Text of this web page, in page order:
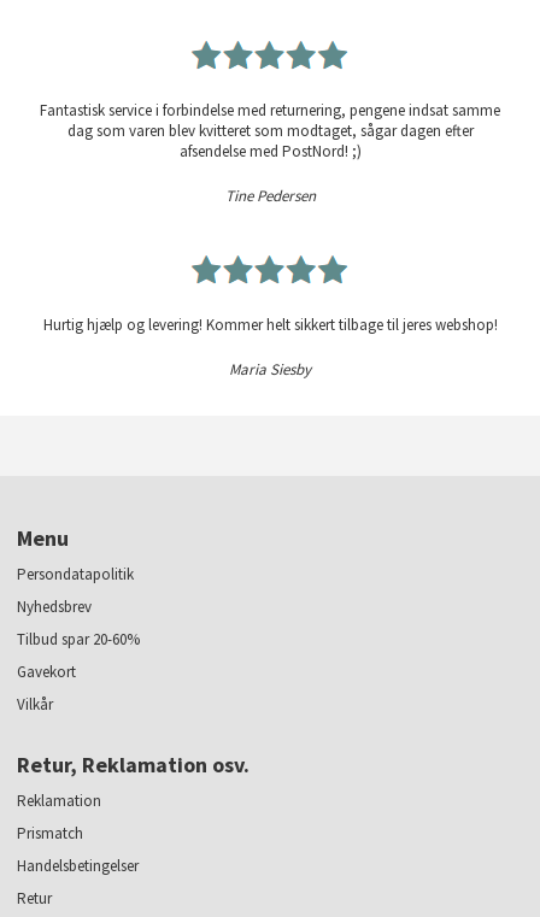
Fantastisk service i forbindelse med returnering, pengene indsat samme
dag som varen blev kvitteret som modtaget, sågar dagen efter
afsendelse med PostNord! ;)
Tine Pedersen
Hurtig hjælp og levering! Kommer helt sikkert tilbage til jeres webshop!
Maria Siesby
Menu
Persondatapolitik
Nyhedsbrev
Tilbud spar 20-60%
Gavekort
Vilkår
Retur, Reklamation osv.
Reklamation
Prismatch
Handelsbetingelser
Retur